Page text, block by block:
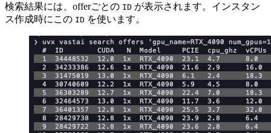
検索結果には、offerごとの ID が表示されます。インスタン
ス作成時にこの ID を使います。